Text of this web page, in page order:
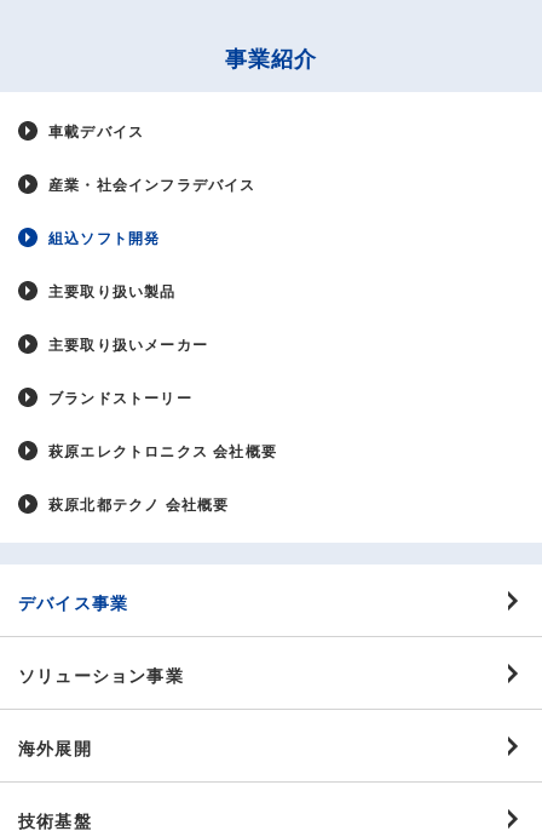
事業紹介
車載デバイス
産業・社会インフラデバイス
組込ソフト開発
主要取り扱い製品
主要取り扱いメーカー
ブランドストーリー
萩原エレクトロニクス 会社概要
萩原北都テクノ 会社概要
デバイス事業
ソリューション事業
海外展開
技術基盤